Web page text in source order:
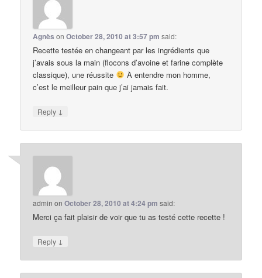
Agnès onOctober 28, 2010 at 3:57 pm said:
Recette testée en changeant par les ingrédients que
j’avais sous la main (flocons d’avoine et farine complète
classique), une réussite
À entendre mon homme,
c’est le meilleur pain que j’ai jamais fait.
Reply ↓
admin onOctober 28, 2010 at 4:24 pm said:
Merci ça fait plaisir de voir que tu as testé cette recette !
Reply ↓